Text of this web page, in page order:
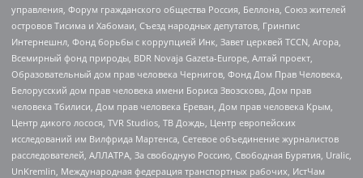
управления, Форум гражданского общества Россия, Беллона, Союз жителей
островов Тисима и Хабомаи, Съезд народных депутатов, Гринпис
Интернешнл, Фонд борьбы с коррупцией Инк, Завет церквей TCCN, Агора,
Всемирный фонд природы, BDR Novaja Gazeta-Europe, Алтай проект,
Образовательный дом прав человека Чернигов, Фонд Дом Прав Человека,
Белорусский дом прав человека имени Бориса Звозскова, Дом прав
человека Тбилиси, Дом прав человека Ереван, Дом прав человека Крым,
Центр дикого лосося, TVR Studios, ТВ Дождь, Центр европейских
исследований им Вилфрида Мартенса, Сетевое объединение журналистов
расследователей, АЛЛАТРА, За свободную Россию, Свободная Бурятия, Uralic,
UnKremlin, Международная федерация транспортных рабочих, ИстЧам